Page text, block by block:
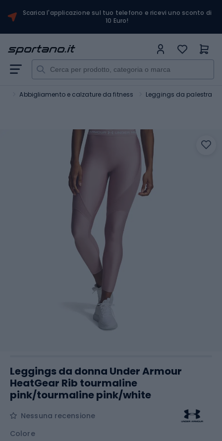
Scarica l'applicazione sul tuo telefono e ricevi uno sconto di
10 Euro!
Abbigliamento e calzature da fitness Leggings da palestra
Leggings da donna Under Armour
HeatGear Rib tourmaline
pink/tourmaline pink/white
Nessuna recensione
Colore